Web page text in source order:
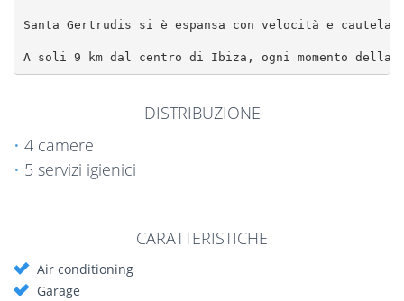
Santa Gertrudis si è espansa con velocità e
A soli 9 km dal centro di Ibiza, ogni momento
DISTRIBUZIONE
4 camere
5 servizi igienici
CARATTERISTICHE
Air conditioning
Garage